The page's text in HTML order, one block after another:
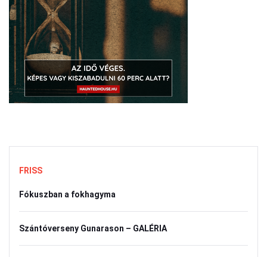
FRISS
Fókuszban a fokhagyma
Szántóverseny Gunarason – GALÉRIA